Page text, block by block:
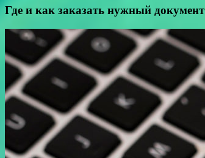
Где и как заказать нужный документ